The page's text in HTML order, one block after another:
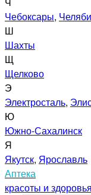
Чебоксары,
Ш
Шахты
Щ
Щелково
Э
Электросталь,
Ю
Южно-Сахалинск
Я
Якутск, Ярославль
Аптека
красоты и здоровья